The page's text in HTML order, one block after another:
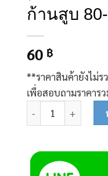
ก้านสูบ
60 ฿
**ราคาสินค้ายังไม่ร
เพื่อสอบถามราคาร
จำนวน ก้านสูบ 80-